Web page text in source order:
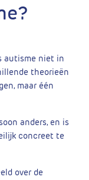
autisme niet in
theorieën
maar één
anders, en is
concreet te
over de